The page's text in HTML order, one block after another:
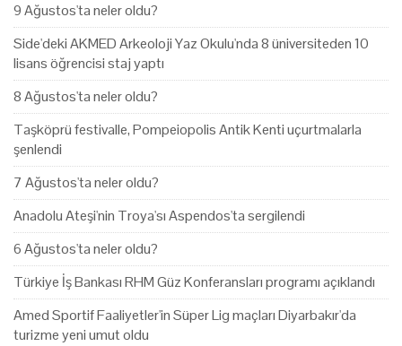
9 Ağustos'ta neler oldu?
Side'deki AKMED Arkeoloji Yaz Okulu'nda 8 üniversiteden 10
lisans öğrencisi staj yaptı
8 Ağustos'ta neler oldu?
Taşköprü festivalle, Pompeiopolis Antik Kenti uçurtmalarla
şenlendi
7 Ağustos'ta neler oldu?
Anadolu Ateşi'nin Troya'sı Aspendos'ta sergilendi
6 Ağustos'ta neler oldu?
Türkiye İş Bankası RHM Güz Konferansları programı açıklandı
Amed Sportif Faaliyetler'in Süper Lig maçları Diyarbakır'da
turizme yeni umut oldu